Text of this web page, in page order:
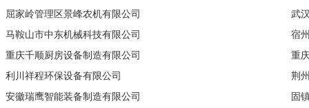
屈家岭管理区景峰农机有限公司
马鞍山市中东机械科技有限公司
重庆千顺厨房设备制造有限公司
利川祥程环保设备有限公司
安徽瑞鹰智能装备制造有限公司
武
宿
重
荆
固